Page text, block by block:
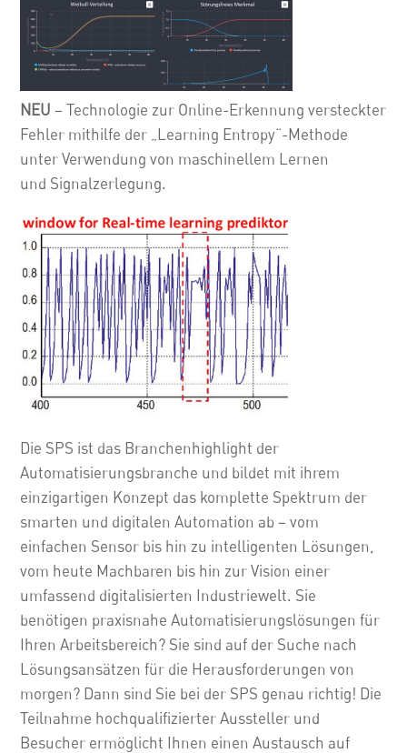
NEU – Technologie zur Online-Erkennung versteckter
Fehler mithilfe der „Learning Entropy“-Methode
unter Verwendung von maschinellem Lernen
und Signalzerlegung.
Die SPS ist das Branchenhighlight der
Automatisierungsbranche und bildet mit ihrem
einzigartigen Konzept das komplette Spektrum der
smarten und digitalen Automation ab – vom
einfachen Sensor bis hin zu intelligenten Lösungen,
vom heute Machbaren bis hin zur Vision einer
umfassend digitalisierten Industriewelt. Sie
benötigen praxisnahe Automatisierungslösungen für
Ihren Arbeitsbereich? Sie sind auf der Suche nach
Lösungsansätzen für die Herausforderungen von
morgen? Dann sind Sie bei der SPS genau richtig! Die
Teilnahme hochqualifizierter Aussteller und
Besucher ermöglicht Ihnen einen Austausch auf